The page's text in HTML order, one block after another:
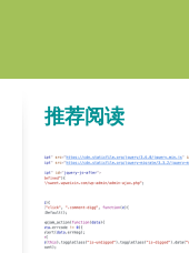
推荐阅读